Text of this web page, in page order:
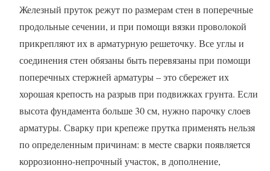
Железный пруток режут по размерам стен в поперечные
продольные сечении, и при помощи вязки проволокой
прикрепляют их в арматурную решеточку. Все углы и
соединения стен обязаны быть перевязаны при помощи
поперечных стержней арматуры – это сбережет их
хорошая крепость на разрыв при подвижках грунта. Если
высота фундамента больше 30 см, нужно парочку слоев
арматуры. Сварку при крепеже прутка применять нельзя
по определенным причинам: в месте сварки появляется
коррозионно-непрочный участок, в дополнение,